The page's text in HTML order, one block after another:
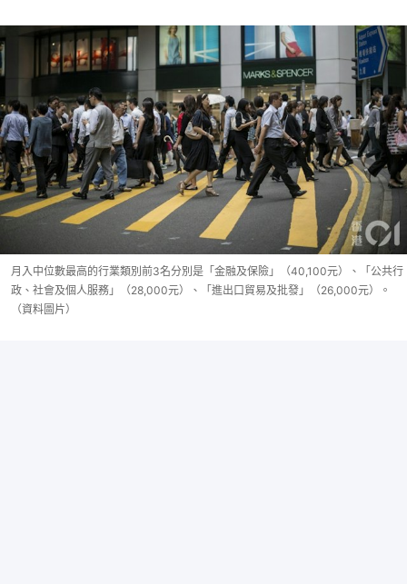
月入中位數最高的行業類別前3名分別是「金融及保險」（40,100元）、「公共行
政、社會及個人服務」（28,000元）、「進出口貿易及批發」（26,000元）。
（資料圖片）